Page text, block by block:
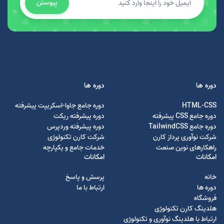
پیوستن
دوره ها
HTML-CSS
دوره جامع CSS پیشرفته
دوره جامع TailwindCSS
شرکت نوآوری پرداز کارن
راهکارهای نوین صنعت
دوره ها
دوره جامع جاوا-اسکریپت پیشرفته
دوره پیشرفته ریکت
دوره پیشرفته وردپرس
شرکت کارن تکنولوژی
خدمات جامع و یکپارچه
امکانات
خانه
دوره ها
فروشگاه
هلدینگ کارن تکنولوژی
ارتباط با هلدینگ نوآوری و تکنولوژی
امکانات
پرسش و پاسخ
ارتباط با ما